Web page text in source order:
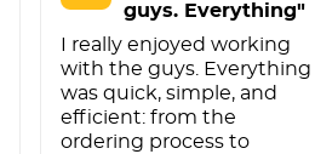
guys. Everything"
I really enjoyed working
with the guys. Everything
was quick, simple, and
efficient: from the
ordering process to